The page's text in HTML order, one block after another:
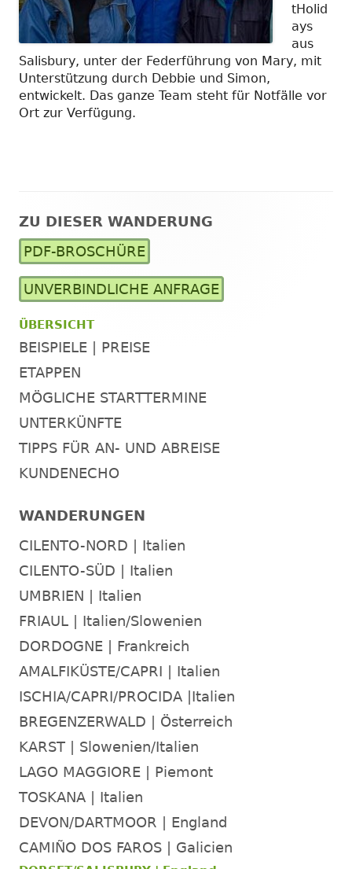
tHolid
ays
aus
Salisbury, unter der Federführung von Mary, mit
Unterstützung durch Debbie und Simon,
entwickelt. Das ganze Team steht für Notfälle vor
Ort zur Verfügung.
Haupt-
Seitenleiste
ZU DIESER WANDERUNG
PDF-BROSCHÜRE
UNVERBINDLICHE ANFRAGE
ÜBERSICHT
BEISPIELE | PREISE
ETAPPEN
MÖGLICHE STARTTERMINE
UNTERKÜNFTE
TIPPS FÜR AN- UND ABREISE
KUNDENECHO
WANDERUNGEN
CILENTO-NORD | Italien
CILENTO-SÜD | Italien
UMBRIEN | Italien
FRIAUL | Italien/Slowenien
DORDOGNE | Frankreich
AMALFIKÜSTE/CAPRI | Italien
ISCHIA/CAPRI/PROCIDA |Italien
BREGENZERWALD | Österreich
KARST | Slowenien/Italien
LAGO MAGGIORE | Piemont
TOSKANA | Italien
DEVON/DARTMOOR | England
CAMIÑO DOS FAROS | Galicien